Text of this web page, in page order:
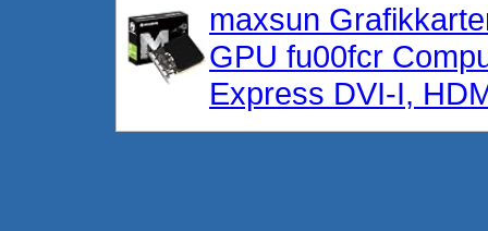
maxsun
GPU fu00fcr
Express DVI-I,